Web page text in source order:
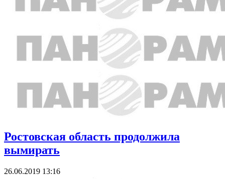
Ростовская область продолжила
вымирать
26.06.2019 13:16